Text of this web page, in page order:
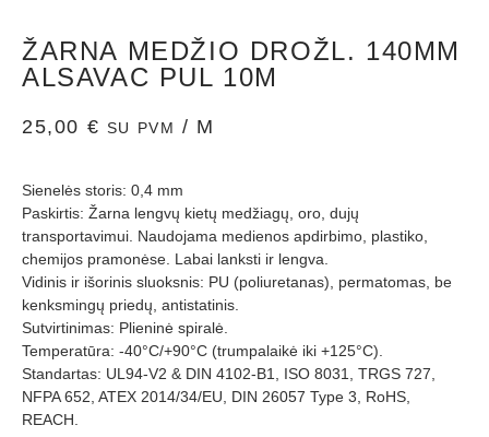
ŽARNA MEDŽIO DROŽL. 140MM
ALSAVAC PUL 10M
25,00 € SU PVM / M
Sienelės storis: 0,4 mm
Paskirtis: Žarna lengvų kietų medžiagų, oro, dujų
transportavimui. Naudojama medienos apdirbimo, plastiko,
chemijos pramonėse. Labai lanksti ir lengva.
Vidinis ir išorinis sluoksnis: PU (poliuretanas), permatomas, be
kenksmingų priedų, antistatinis.
Sutvirtinimas: Plieninė spiralė.
Temperatūra: -40°C/+90°C (trumpalaikė iki +125°C).
Standartas: UL94-V2 & DIN 4102-B1, ISO 8031, TRGS 727,
NFPA 652, ATEX 2014/34/EU, DIN 26057 Type 3, RoHS,
REACH.